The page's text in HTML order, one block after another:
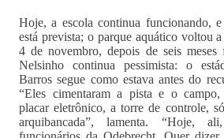
Hoje, a escola continua funcionando,
está prevista; o parque aquático voltou
4 de novembro, depois de seis meses
Nelsinho continua pessimista: o
Barros segue como estava antes do
“Eles cimentaram a pista e o
placar eletrônico, a torre de controle,
arquibancada”, lamenta. “Hoje,